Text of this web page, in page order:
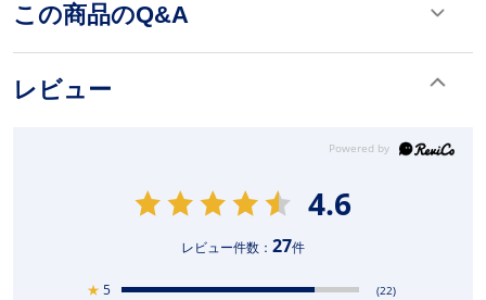
この商品のQ&A
レビュー
4.6
レビュー件数： 27件
★ 5 (22)